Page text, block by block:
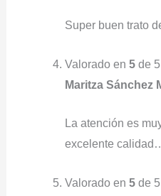
Super buen trato
Valorado en 5de 5
Maritza Sánchez
La atención es
excelente
Valorado en 5de 5